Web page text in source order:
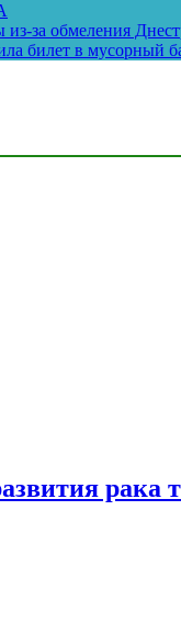
из-за обмеления
билет в мусорный
рака